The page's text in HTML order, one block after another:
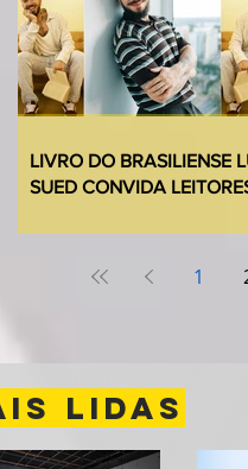
LIVRO DO BRASILIENSE
SUED CONVIDA
NUNCA ENVIADAS
1
LIDAS